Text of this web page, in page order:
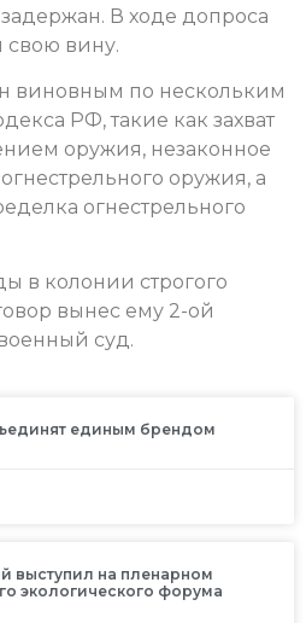
В ходе допроса
вину.
виновным по нескольким
РФ, такие как захват
оружия, незаконное
оружия, а
огнестрельного
в колонии строгого
вынес ему 2-ой
суд.
единым брендом
выступил на пленарном
экологического форума